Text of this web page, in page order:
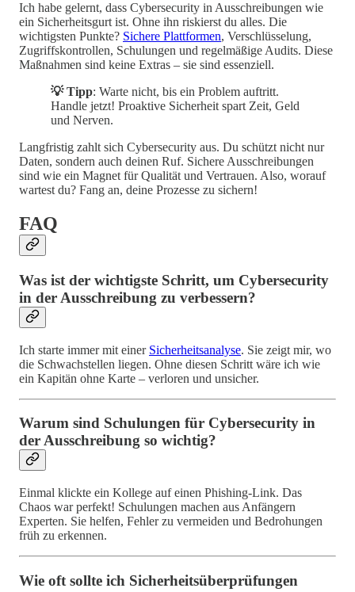
Ich habe gelernt, dass Cybersecurity in Ausschreibungen wie
ein Sicherheitsgurt ist. Ohne ihn riskierst du alles. Die
wichtigsten Punkte? Sichere Plattformen, Verschlüsselung,
Zugriffskontrollen, Schulungen und regelmäßige Audits. Diese
Maßnahmen sind keine Extras – sie sind essenziell.
💡 Tipp: Warte nicht, bis ein Problem auftritt.
Handle jetzt! Proaktive Sicherheit spart Zeit, Geld
und Nerven.
Langfristig zahlt sich Cybersecurity aus. Du schützt nicht nur
Daten, sondern auch deinen Ruf. Sichere Ausschreibungen
sind wie ein Magnet für Qualität und Vertrauen. Also, worauf
wartest du? Fang an, deine Prozesse zu sichern!
FAQ
Was ist der wichtigste Schritt, um Cybersecurity
in der Ausschreibung zu verbessern?
Ich starte immer mit einer Sicherheitsanalyse. Sie zeigt mir, wo
die Schwachstellen liegen. Ohne diesen Schritt wäre ich wie
ein Kapitän ohne Karte – verloren und unsicher.
Warum sind Schulungen für Cybersecurity in
der Ausschreibung so wichtig?
Einmal klickte ein Kollege auf einen Phishing-Link. Das
Chaos war perfekt! Schulungen machen aus Anfängern
Experten. Sie helfen, Fehler zu vermeiden und Bedrohungen
früh zu erkennen.
Wie oft sollte ich Sicherheitsüberprüfungen